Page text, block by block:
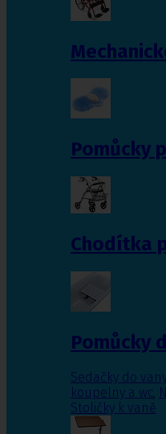
Pomůcky
Chodítka
Pomůcky
Sedačky do vany
koupelny a wc,
Stoličky k vaně